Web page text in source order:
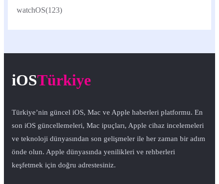
watchOS(123)
iOSTürkiye
Türkiye’nin güncel iOS, Mac ve Apple haberleri platformu. En
son iOS güncellemeleri, Mac ipuçları, Apple cihaz incelemeleri
ve teknoloji dünyasından son gelişmeler ile her zaman bir adım
önde olun. Apple dünyasında yenilikleri ve rehberleri
keşfetmek için doğru adrestesiniz.